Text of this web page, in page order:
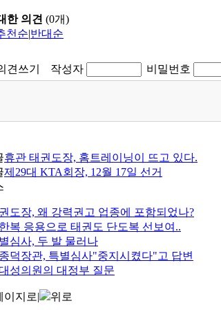
한 의견 (0개)
천순|반대순
견쓰기 작성자 비밀번호
휴관 태권도장, 홈트레이닝이 뜨고 있다.
제29대 KTA회장, 12월 17일 선거
도장, 왜 강력권고 업종에 포함되었나?
복 응용으로 태권도 단도복 선보여..
심사, 두 발 물러나
덕장관, 특별심사"중지시켰다"고 답변
성의원의 대정부 질문
이지로| 위로